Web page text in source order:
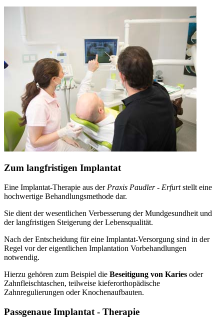
Zum langfristigen Implantat
Eine Implantat-Therapie aus der Praxis Paudler - Erfurtstellt eine
hochwertige Behandlungsmethode dar.
Sie dient der wesentlichen Verbesserung der Mundgesundheit und
der langfristigen Steigerung der Lebensqualität.
Nach der Entscheidung für eine Implantat-Versorgung sind in der
Regel vor der eigentlichen Implantation Vorbehandlungen
notwendig.
Hierzu gehören zum Beispiel die Beseitigung von Karies oder
Zahnfleischtaschen, teilweise kieferorthopädische
Zahnregulierungen oder Knochenaufbauten.
Passgenaue Implantat - Therapie